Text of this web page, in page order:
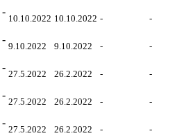
-
10.10.2022 10.10.2022 - -
-
9.10.2022 9.10.2022 - -
-
27.5.2022 26.2.2022 - -
-
27.5.2022 26.2.2022 - -
-
27.5.2022 26.2.2022 - -